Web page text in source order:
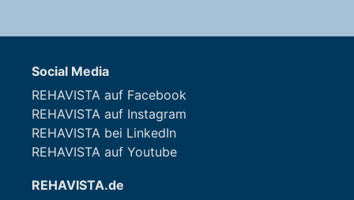
Social Media
REHAVISTA auf Facebook
REHAVISTA auf Instagram
REHAVISTA bei LinkedIn
REHAVISTA auf Youtube
REHAVISTA.de